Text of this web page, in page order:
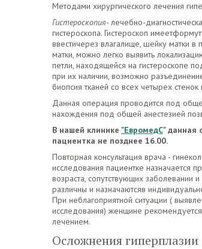
Методами хирургического лечения
Гистероскопия- лечебно-
гистероскопа. Гистероскоп
ввестичерез влагалище, шейку матки
матки, можно легко выявить
петли, находящейся на гистероскопе
при их наличии, возможно
биопсия тканей со всех четырех
Данная операция проводится под
нахождения под общей анестезией
В нашей клинике "ЕвромедС" данная
пациентка не позднее 16.00.
Повторная консультация врача -
исследования пациентке назначается
возраста, сопутствующих заболевании
различны и назначаютсяв
При неблагоприятной ситуации (
исследования) женщине
лечением.
Осложнения гиперплазии